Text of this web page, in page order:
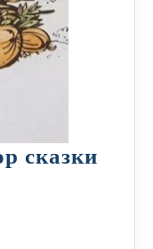
сказки